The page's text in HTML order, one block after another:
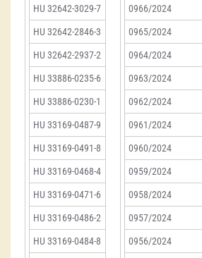
HU 32642-3029-7
HU 32642-2846-3
HU 32642-2937-2
HU 33886-0235-6
HU 33886-0230-1
HU 33169-0487-9
HU 33169-0491-8
HU 33169-0468-4
HU 33169-0471-6
HU 33169-0486-2
HU 33169-0484-8
0966/2024
0965/2024
0964/2024
0963/2024
0962/2024
0961/2024
0960/2024
0959/2024
0958/2024
0957/2024
0956/2024